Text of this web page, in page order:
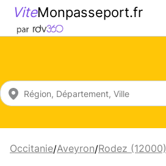
ViteMonpasseport.fr
Occitanie/Aveyron/Rodez (12000)